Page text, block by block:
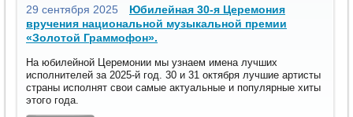
29 сентября 2025
Юбилейная 30-я Церемония
вручения национальной музыкальной премии
«Золотой Граммофон».
На юбилейной Церемонии мы узнаем имена лучших
исполнителей за 2025-й год. 30 и 31 октября лучшие артисты
страны исполнят свои самые актуальные и популярные хиты
этого года.